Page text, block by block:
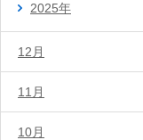
2025年
12月
11月
10月